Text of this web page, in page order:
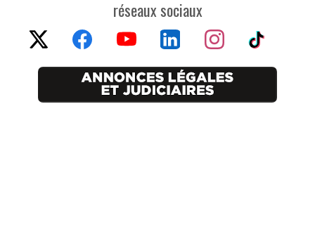
réseaux sociaux